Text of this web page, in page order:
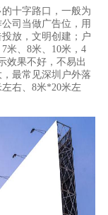
十字路口，一般为
司当做广告位，用
放，文明创建；户
米、8米、10米，4
效果不好，不易出
最常见深圳户外落
右、8米*20米左